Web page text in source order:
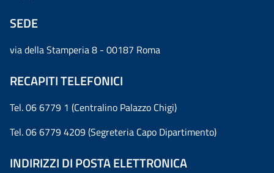
SEDE
via della Stamperia 8 - 00187 Roma
RECAPITI TELEFONICI
Tel. 06 6779 1 (Centralino Palazzo Chigi)
Tel. 06 6779 4209 (Segreteria Capo Dipartimento)
INDIRIZZI DI POSTA ELETTRONICA